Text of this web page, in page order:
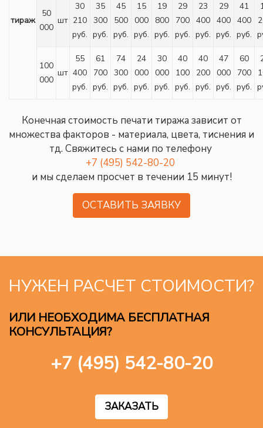
тираж
50
000
шт
30
210
руб.
35
300
руб.
45
500
руб.
15
000
руб.
19
800
руб.
29
700
руб.
23
400
руб.
29
400
руб.
41
400
руб.
100
000
шт
55
400
руб.
61
700
руб.
74
300
руб.
24
000
руб.
30
000
руб.
40
100
руб.
40
200
руб.
47
000
руб.
60
700
руб.
Конечная стоимость печати тиража зависит от
множества факторов - материала, цвета, тиснения и
тд. Свяжитесь с нами по телефону
+7 (495) 542-80-20
и мы сделаем просчет в течении 15 минут!
ОСТАВИТЬ ЗАЯВКУ
НУЖЕН РАСЧЕТ СТОИМОСТИ?
ИЛИ НЕОБХОДИМА БЕСПЛАТНАЯ
КОНСУЛЬТАЦИЯ?
+7 (495) 542-80-20
ЗАКАЗАТЬ